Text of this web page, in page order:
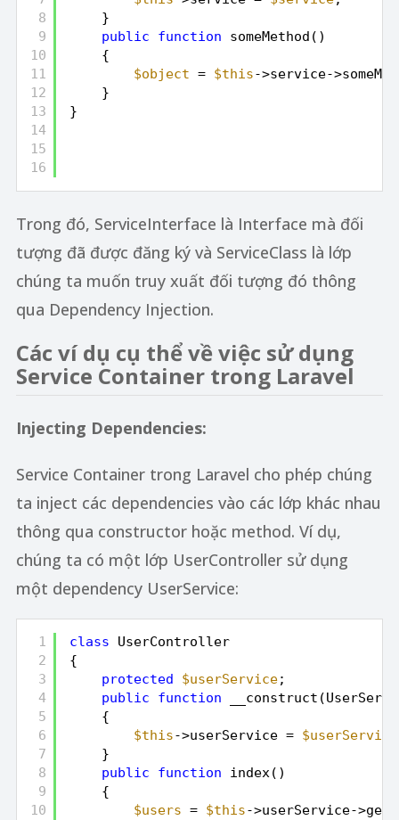
8
9
10
11
12
13
14
15
16
}
public
function
someMethod()
{
$object = $this->service-
}
}
Trong đó, ServiceInterface là Interface mà đối
tượng đã được đăng ký và ServiceClass là lớp
chúng ta muốn truy xuất đối tượng đó thông
qua Dependency Injection.
Các ví dụ cụ thể về việc sử dụng
Service Container trong Laravel
Injecting Dependencies:
Service Container trong Laravel cho phép chúng
ta inject các dependencies vào các lớp khác nhau
thông qua constructor hoặc method. Ví dụ,
chúng ta có một lớp UserController sử dụng
một dependency UserService:
1
2
3
4
5
6
7
8
9
10
class
UserController
{
protected
$userService;
public
function
{
$this->userService = $userService
}
public
function
index()
{
$users = $this->userService-